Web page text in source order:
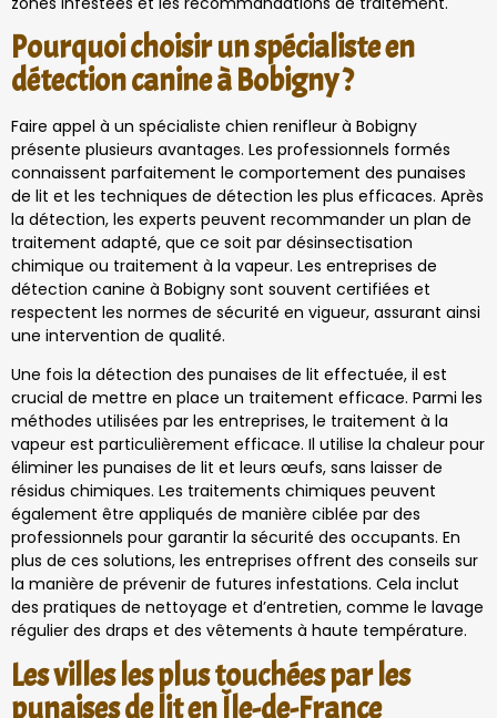
Pourquoi choisir un spécialiste en
détection canine à Bobigny ?
Faire appel à un spécialiste chien renifleur à Bobigny
présente plusieurs avantages. Les professionnels formés
connaissent parfaitement le comportement des punaises
de lit et les techniques de détection les plus efficaces. Après
la détection, les experts peuvent recommander un plan de
traitement adapté, que ce soit par désinsectisation
chimique ou traitement à la vapeur. Les entreprises de
détection canine à Bobigny sont souvent certifiées et
respectent les normes de sécurité en vigueur, assurant ainsi
une intervention de qualité.
Une fois la détection des punaises de lit effectuée, il est
crucial de mettre en place un traitement efficace. Parmi les
méthodes utilisées par les entreprises, le traitement à la
vapeur est particulièrement efficace. Il utilise la chaleur pour
éliminer les punaises de lit et leurs œufs, sans laisser de
résidus chimiques. Les traitements chimiques peuvent
également être appliqués de manière ciblée par des
professionnels pour garantir la sécurité des occupants. En
plus de ces solutions, les entreprises offrent des conseils sur
la manière de prévenir de futures infestations. Cela inclut
des pratiques de nettoyage et d’entretien, comme le lavage
régulier des draps et des vêtements à haute température.
Les villes les plus touchées par les
punaises de lit en Île-de-France